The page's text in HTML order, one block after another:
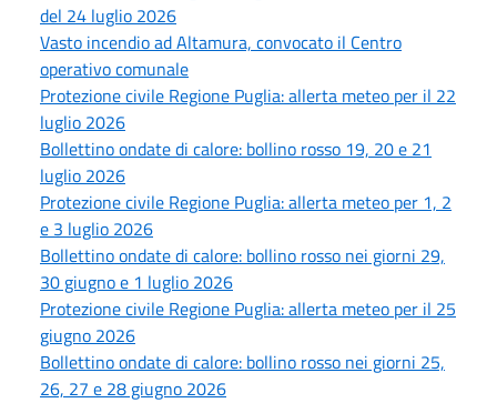
del 24 luglio 2026
Vasto incendio ad Altamura, convocato il Centro
operativo comunale
Protezione civile Regione Puglia: allerta meteo per il 22
luglio 2026
Bollettino ondate di calore: bollino rosso 19, 20 e 21
luglio 2026
Protezione civile Regione Puglia: allerta meteo per 1, 2
e 3 luglio 2026
Bollettino ondate di calore: bollino rosso nei giorni 29,
30 giugno e 1 luglio 2026
Protezione civile Regione Puglia: allerta meteo per il 25
giugno 2026
Bollettino ondate di calore: bollino rosso nei giorni 25,
26, 27 e 28 giugno 2026